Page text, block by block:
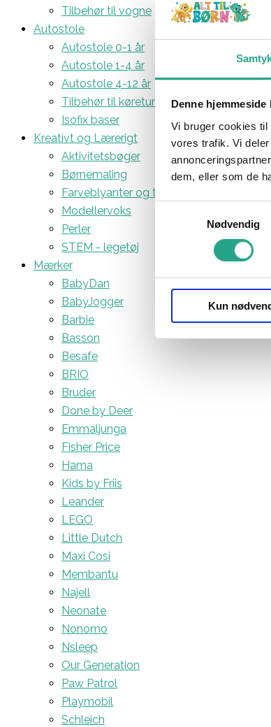
Denne
Vi bruger cookies
vores trafik. Vi
dem, eller som de
Nødvendig
Kun
Tilbehør til vogne
Autostole
Autostole 0-1 år
Autostole 1-4 år
Autostole 4-12 år
Tilbehør til køreturen
Isofix baser
Kreativt og Lærerigt
Aktivitetsbøger
Børnemaling
Farveblyanter og tuscher
Modellervoks
Perler
STEM - legetøj
Mærker
BabyDan
BabyJogger
Barbie
Basson
Besafe
BRIO
Bruder
Done by Deer
Emmaljunga
Fisher Price
Hama
Kids by Friis
Leander
LEGO
Little Dutch
Maxi Cosi
Membantu
Najell
Neonate
Nonomo
Nsleep
Our Generation
Paw Patrol
Playmobil
Schleich